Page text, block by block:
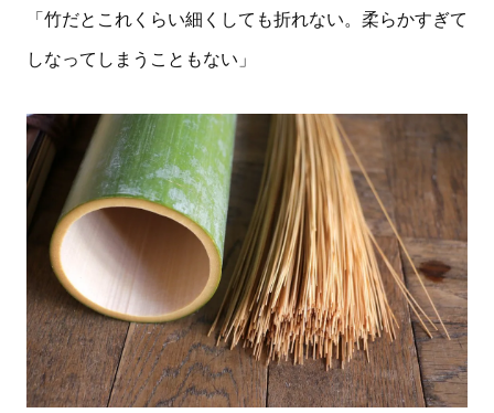
「竹だとこれくらい細くしても折れない。柔らかすぎて
しなってしまうこともない」